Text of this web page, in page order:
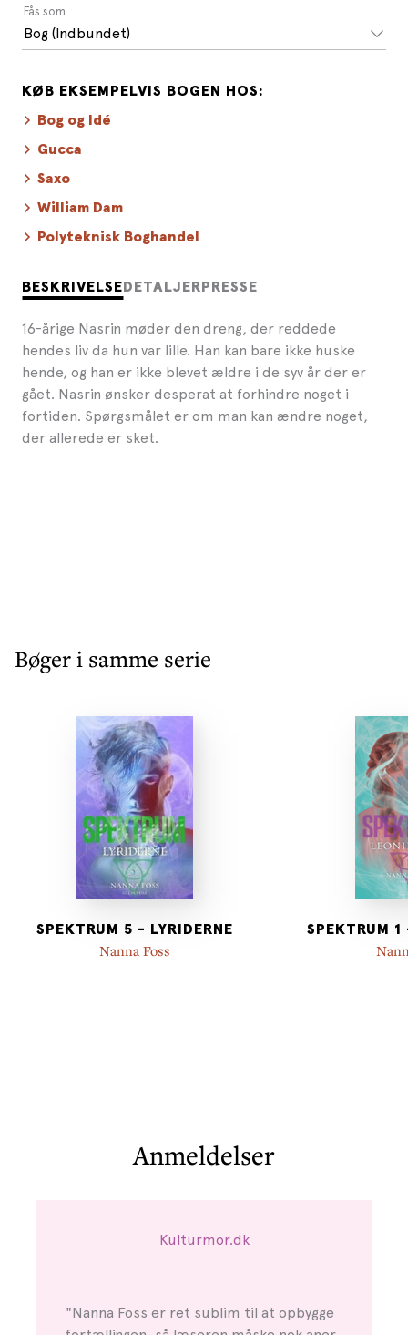
BESKRIVELSE DETALJER PRESSE
16-årige Nasrin møder den dreng, der reddede
hendes liv da hun var lille. Han kan bare ikke huske
hende, og han er ikke blevet ældre i de syv år der er
gået. Nasrin ønsker desperat at forhindre noget i
fortiden. Spørgsmålet er om man kan ændre noget,
der allerede er sket.
Fås som
Bog (Indbundet)
KØB EKSEMPELVIS BOGEN HOS:
Bog og Idé
Gucca
Saxo
William Dam
Polyteknisk Boghandel
Bøger i samme serie
SPEKTRUM 5 - LYRIDERNE
Nanna Foss
SPEKTRUM
Anmeldelser
Kulturmor.dk
"Nanna Foss er ret sublim til at opbygge